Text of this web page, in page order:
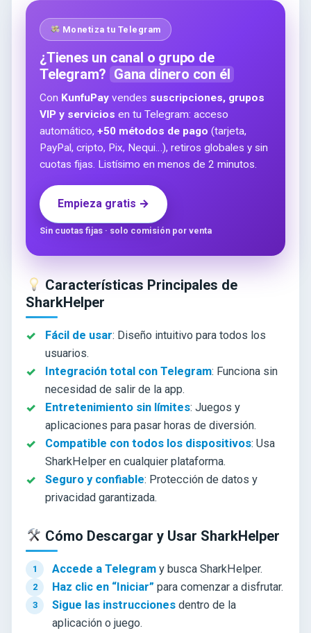
Monetiza tu Telegram
¿Tienes un canal o grupo de
Telegram? Gana dinero con él
Con KunfuPay vendes suscripciones, grupos
VIP y servicios en tu Telegram: acceso
automático, +50 métodos de pago (tarjeta,
PayPal, cripto, Pix, Nequi…), retiros globales y sin
cuotas fijas. Listísimo en menos de 2 minutos.
Empieza gratis →
Sin cuotas fijas · solo comisión por venta
Características Principales de
SharkHelper
Fácil de usar: Diseño intuitivo para todos los
usuarios.
Integración total con Telegram: Funciona sin
necesidad de salir de la app.
Entretenimiento sin límites: Juegos y
aplicaciones para pasar horas de diversión.
Compatible con todos los dispositivos: Usa
SharkHelper en cualquier plataforma.
Seguro y confiable: Protección de datos y
privacidad garantizada.
Cómo Descargar y Usar SharkHelper
Accede a Telegram y busca SharkHelper.
Haz clic en “Iniciar” para comenzar a disfrutar.
Sigue las instrucciones dentro de la
aplicación o juego.